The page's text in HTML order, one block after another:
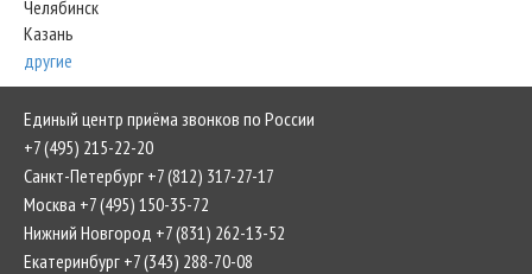
Челябинск
Казань
другие
Единый центр приёма звонков по России
+7 (495) 215-22-20
Санкт-Петербург +7 (812) 317-27-17
Москва +7 (495) 150-35-72
Нижний Новгород +7 (831) 262-13-52
Екатеринбург +7 (343) 288-70-08